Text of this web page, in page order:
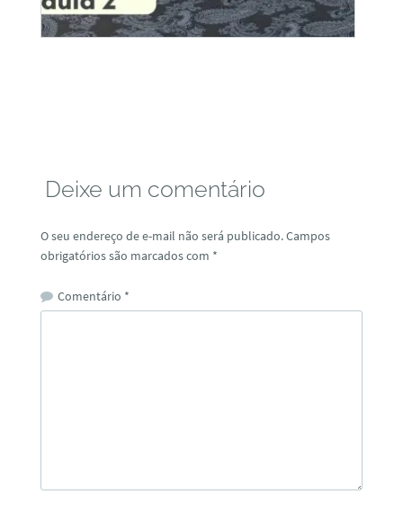
Deixe um comentário
O seu endereço de e-mail não será publicado.Campos
obrigatórios são marcados com *
Comentário *